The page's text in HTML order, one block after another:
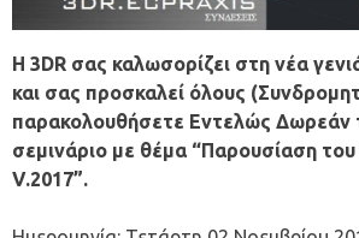
Η 3DR σας καλωσορίζει στη νέα
και σας προσκαλεί όλους
παρακολουθήσετε Εντελώς Δωρεάν
σεμινάριο με θέμα “Παρουσίαση του
V.2017”.